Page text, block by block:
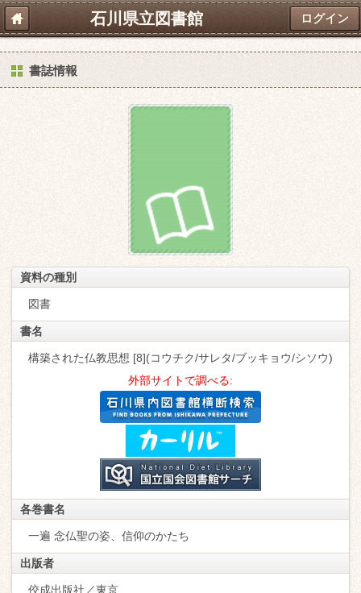
石川県立図書館 ログイン
書誌情報
資料の種別
図書
書名
構築された仏教思想 [8](コウチク/サレタ/ブッキョウ/シソウ)
外部サイトで調べる:
各巻書名
一遍 念仏聖の姿、信仰のかたち
出版者
佼成出版社／東京